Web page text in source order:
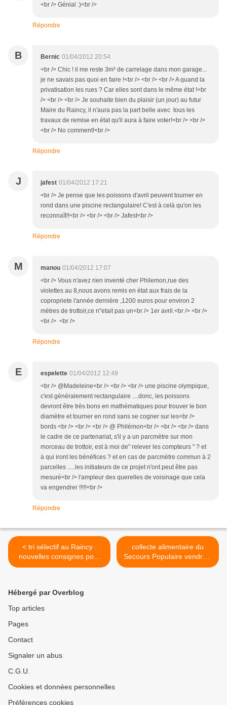
<br /> Génial :)<br />
Répondre
B Bernic 01/04/2012 20:54
<br /> Chic ! il me reste 3m² de carrelage dans mon garage...
je ne savais pas quoi en faire !<br /> <br /> <br /> A quand la
privatisation les rues ? Car elles sont dans le même état !<br
/> <br /> <br /> Je souhaite bien du plaisir (un jour) au futur
Maire du Raincy, il n'aura pas la part belle avec tous les
travaux de remise en état qu'il aura à faire voter!<br /> <br />
<br /> No comment!<br />
Répondre
J jafest 01/04/2012 17:21
<br /> Je pense que les poissons d'avril peuvent tourner en
rond dans une piscine rectangulaire! C'est à celà qu'on les
reconnaît!!<br /> <br /> <br /> Jafest<br />
Répondre
M manou 01/04/2012 17:07
<br /> Vous n'avez rien inventé cher Philemon,rue des
violettes au 8,nous avons remis en état aux frais de la
copropriete l'année dernière ,1200 euros pour environ 2
mètres de trottoir,ce n"etait pas un<br /> 1er avril.<br /> <br />
<br /> <br />
Répondre
E espelette 01/04/2012 12:49
<br /> @Madeleine<br /> <br /> <br /> une piscine olympique,
c'est généralement rectangulaire ....donc, les poissons
devront être très bons en mathématiques pour trouver le bon
diamètre et tourner en rond sans se cogner sur les<br />
bords <br /> <br /> <br /> @ Philémon<br /> <br /> <br /> dans
le cadre de ce partenariat, s'il y a un parcmètre sur mon
morceau de trottoir, est à moi de" relever les compteurs " ? et
à qui iront les bénéfices ? et en cas de parcmètre commun à 2
parcelles .....les initiateurs de ce projet n'ont peut être pas
mesuré<br /> l'ampleur des querelles de voisinage que cela
va engendrer !!!!!<br />
Répondre
< tri sélectif au Raincy :
nouvelles consignes pour
les plastiques
collecte alimentaire du
Secours Populaire vendredi
6 et samedi 7 avril 2012 >
Hébergé par Overblog
Top articles
Pages
Contact
Signaler un abus
C.G.U.
Cookies et données personnelles
Préférences cookies